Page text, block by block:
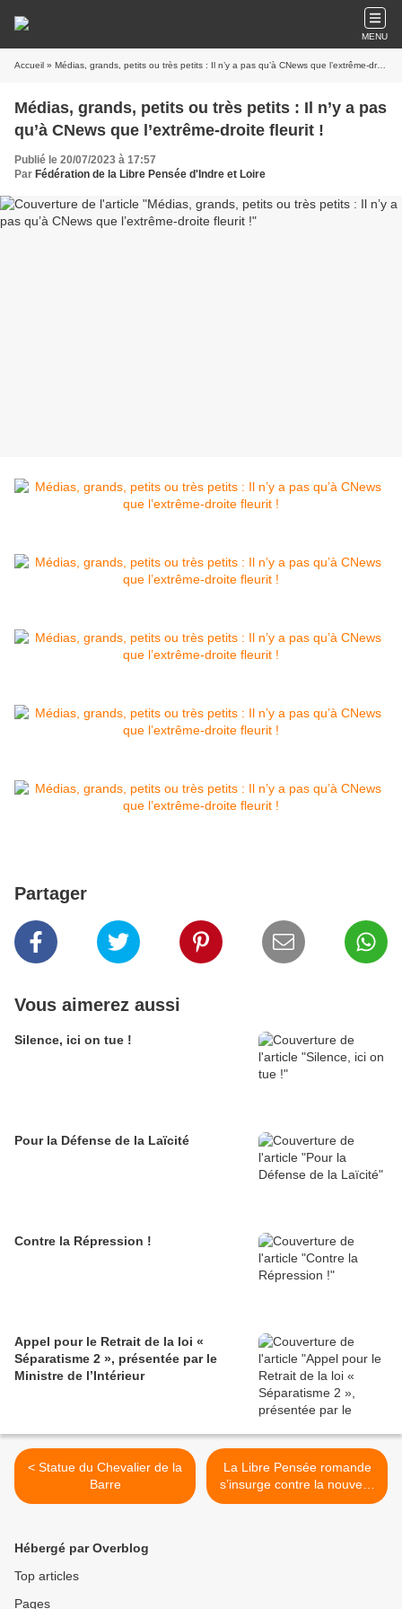
MENU
Accueil » Médias, grands, petits ou très petits : Il n’y a pas qu’à CNews que l’extrême-droite fleurit !
Médias, grands, petits ou très petits : Il n’y a pas
qu’à CNews que l’extrême-droite fleurit !
Publié le 20/07/2023 à 17:57
Par Fédération de la Libre Pensée d'Indre et Loire
Partager
Vous aimerez aussi
Silence, ici on tue !
Pour la Défense de la Laïcité
Contre la Répression !
Appel pour le Retrait de la loi «
Séparatisme 2 », présentée par le
Ministre de l’Intérieur
< Statue du Chevalier de la
Barre
La Libre Pensée romande
s’insurge contre la nouvelle
résolution du Conseil des
Hébergé par Overblog
Top articles
Pages